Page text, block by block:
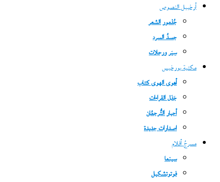
أرخبيل النصوص
جُذمور الشعر
جسدُ السرد
سِيَر ورحلات
مكتبة بورخيس
أهوى الهوى كتاب
جَدَل القراءات
أحبار التُّرجمُان
اصدارات جديدة
مسرحُ أفلام
سينما
فوتوتشكيل